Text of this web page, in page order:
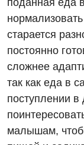
Диетология
Дневной
Кардиология
поданная еда
старается
постоянно
сложнее
так как еда в
поступлении в
малышам,